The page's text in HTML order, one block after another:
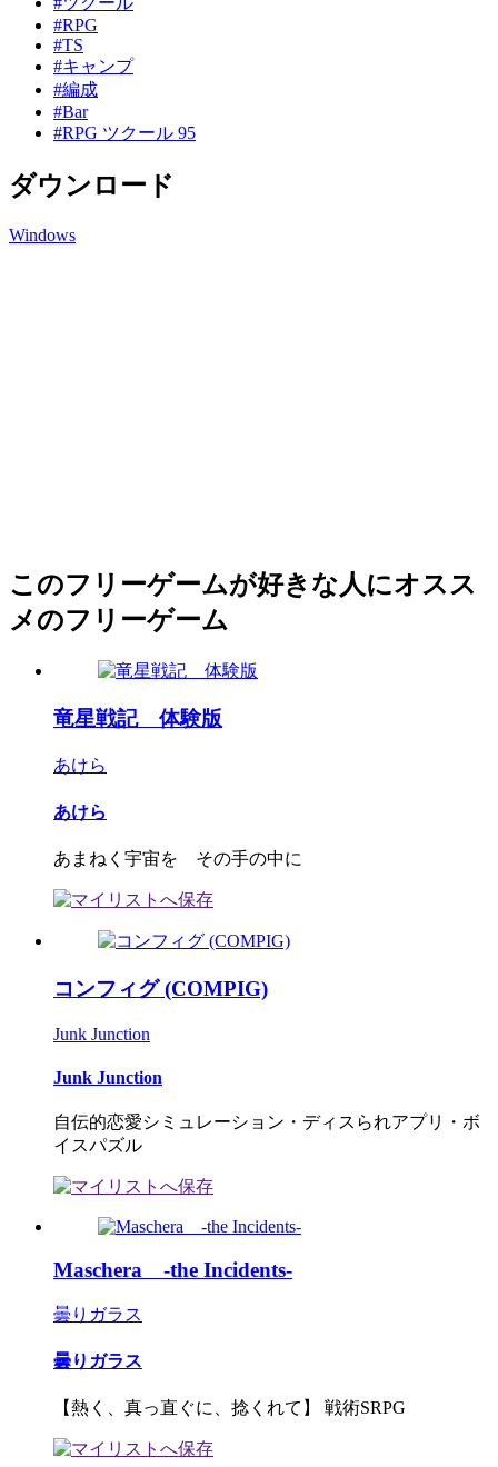
#RPG
#TS
#キャンプ
#編成
#Bar
#RPG ツクール 95
ダウンロード
Windows
このフリーゲームが好きな人にオスス
メのフリーゲーム
竜星戦記 体験版
あけら
あけら
あまねく宇宙を その手の中に
コンフィグ (COMPIG)
Junk Junction
Junk Junction
自伝的恋愛シミュレーション・ディスられアプリ・ボ
イスパズル
Maschera -the Incidents-
曇りガラス
曇りガラス
【熱く、真っ直ぐに、捻くれて】 戦術SRPG